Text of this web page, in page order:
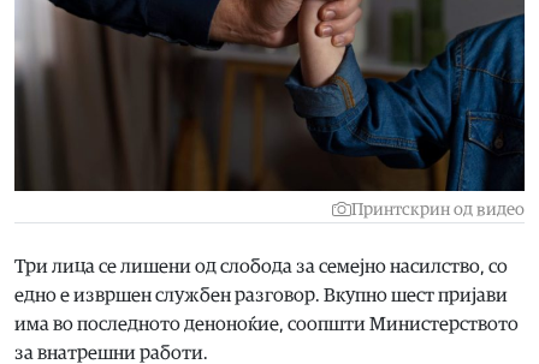
Принтскрин од видео
Три лица се лишени од слобода за семејно насилство, со
едно е извршен службен разговор. Вкупно шест пријави
има во последното деноноќие, соопшти Министерството
за внатрешни работи.